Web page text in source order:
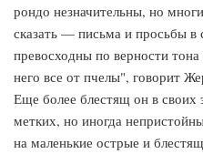
рондо незначительны, но
сказать — письма и просьбы в
превосходны по верности
него все от пчелы", говорит
Еще более блестящ он в
метких, но иногда
на маленькие острые и